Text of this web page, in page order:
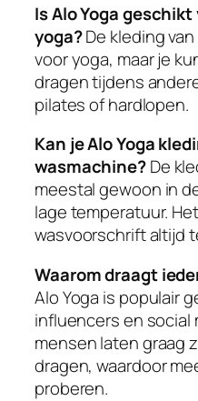
Is Alo Yoga
yoga?De kleding
voor yoga, maar je
dragen tijdens
pilates of hardlopen.
Kan je Alo Yoga
wasmachine?De
meestal gewoon in
lage temperatuur.
wasvoorschrift altijd
Waarom draagt
Alo Yoga is populair
influencers en social
mensen laten graag
dragen, waardoor
proberen.